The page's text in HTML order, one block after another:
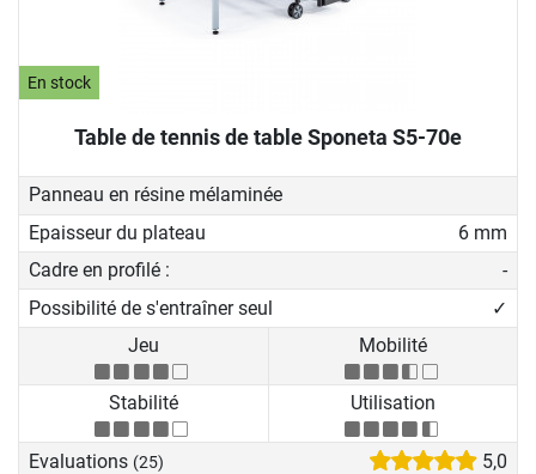
En stock
Table de tennis de table Sponeta S5-70e
Panneau en résine mélaminée
Epaisseur du plateau
6 mm
Cadre en profilé :
-
Possibilité de s'entraîner seul
✓
Jeu
Mobilité
Stabilité Utilisation
Evaluations (25) 5,0